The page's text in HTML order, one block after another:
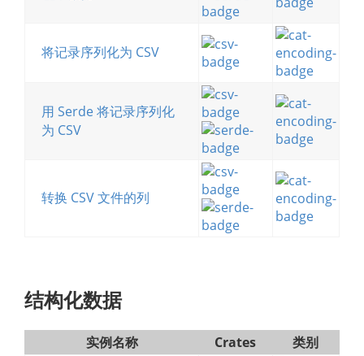
将记录序列化为 CSV
用 Serde 将记录序列化
为 CSV
转换 CSV 文件的列
结构化数据
实例名称 Crates
类别